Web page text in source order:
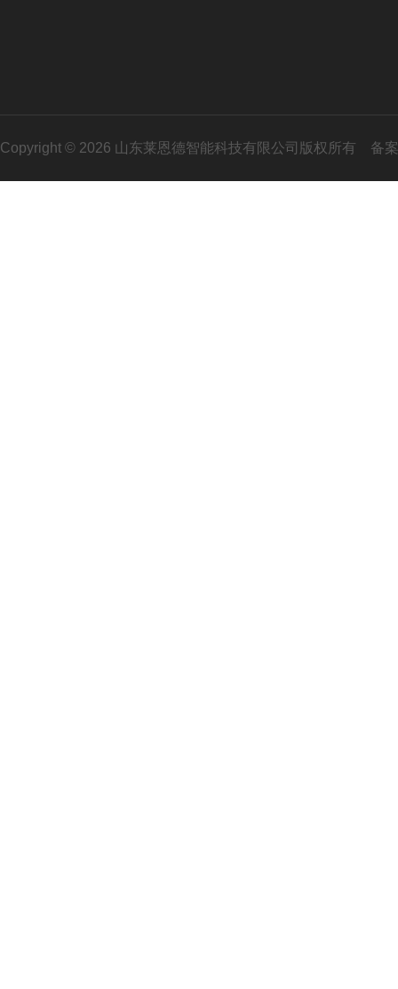
Copyright © 2026 山东莱恩德智能科技有限公司版权所有 备